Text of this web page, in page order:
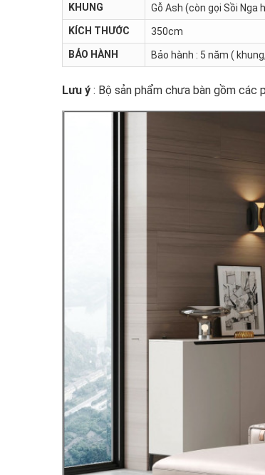
KHUNG
Gỗ Ash (còn gọi Sồi Nga
KÍCH THƯỚC
350cm
BẢO HÀNH
Bảo hành : 5 năm (
Lưu ý : Bộ sản phẩm chưa bàn gồm các